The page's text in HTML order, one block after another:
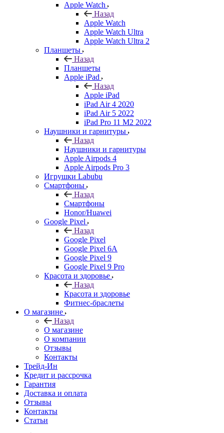
Apple Watch
Назад
Apple Watch
Apple Watch Ultra
Apple Watch Ultra 2
Планшеты
Назад
Планшеты
Apple iPad
Назад
Apple iPad
iPad Air 4 2020
iPad Air 5 2022
iPad Pro 11 M2 2022
Наушники и гарнитуры
Назад
Наушники и гарнитуры
Apple Airpods 4
Apple Airpods Pro 3
Игрушки Labubu
Смартфоны
Назад
Смартфоны
Honor/Huawei
Google Pixel
Назад
Google Pixel
Google Pixel 6A
Google Pixel 9
Google Pixel 9 Pro
Красота и здоровье
Назад
Красота и здоровье
Фитнес-браслеты
О магазине
Назад
О магазине
О компании
Отзывы
Контакты
Трейд-Ин
Кредит и рассрочка
Гарантия
Доставка и оплата
Отзывы
Контакты
Статьи